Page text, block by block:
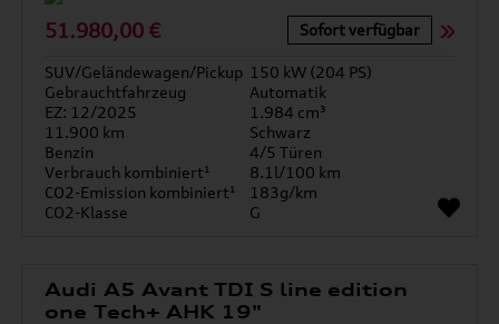
51.980,00 € Sofort verfügbar
SUV/Geländewagen/Pickup 150 kW (204 PS)
Gebrauchtfahrzeug
Automatik
EZ: 12/2025
1.984 cm³
11.900 km
Schwarz
Benzin
4/5 Türen
Verbrauch kombiniert¹
8.1l/100 km
CO2-Emission kombiniert¹
183g/km
CO2-Klasse
G
Audi A5 Avant TDI S line edition
one Tech+ AHK 19"